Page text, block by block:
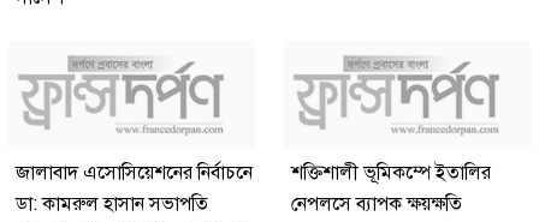
জালাবাদ এসোসিয়েশনের নির্বাচনে
ডা: কামরুল হাসান সভাপতি
শক্তিশালী ভূমিকম্পে ইতালির
নেপলসে ব্যাপক ক্ষয়ক্ষতি